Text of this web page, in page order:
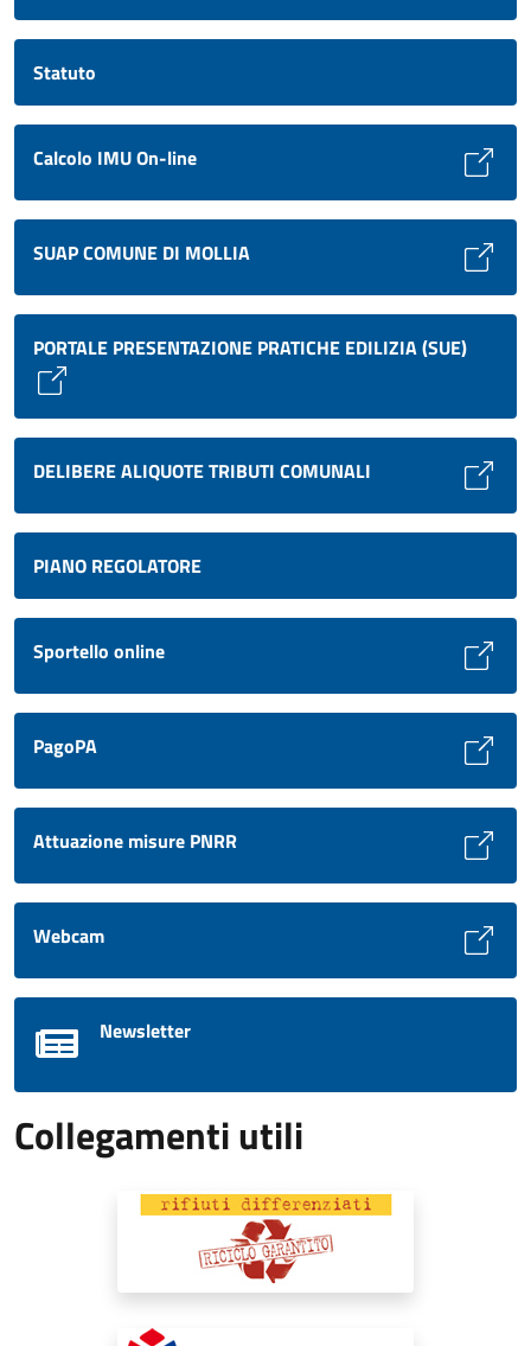
Statuto
Calcolo IMU On-line
SUAP COMUNE DI MOLLIA
PORTALE PRESENTAZIONE PRATICHE EDILIZIA (SUE)
DELIBERE ALIQUOTE TRIBUTI COMUNALI
PIANO REGOLATORE
Sportello online
PagoPA
Attuazione misure PNRR
Webcam
Newsletter
Collegamenti utili